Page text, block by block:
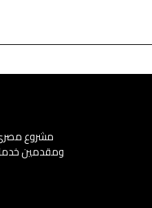
مشروع مصرى
ومقدمين